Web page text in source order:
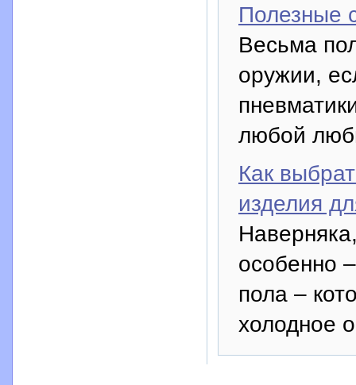
Полезные
Весьма
оружии,
любой
Как
изделия
особенно
пола –
холодное